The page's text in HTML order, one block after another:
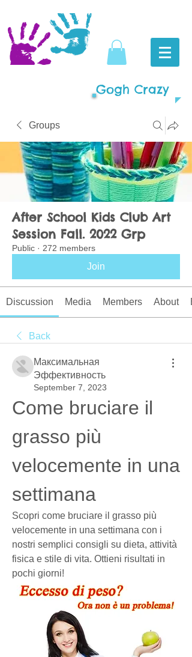
Gogh Crazy
Groups
After School Kids Club Art
Session Fall. 2022 Grp
Public · 272 members
Join
Discussion Media Members About
Back
Максимальная
Эффективность
September 7, 2023
Come bruciare il
grasso più
velocemente in una
settimana
Scopri come bruciare il grasso più
velocemente in una settimana con i
nostri semplici consigli su dieta, attività
fisica e stile di vita. Ottieni risultati in
pochi giorni!